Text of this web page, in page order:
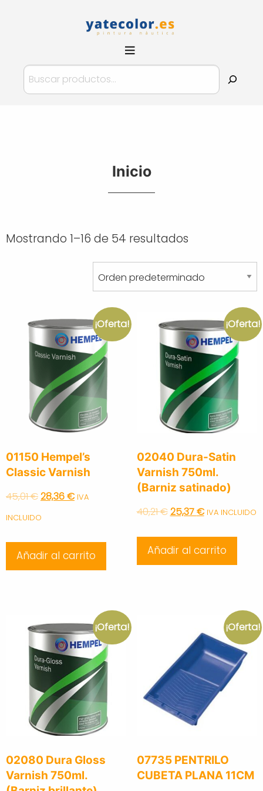
YateColor.es
Pinturas
Buscar
Inicio
Mostrando 1–16 de 54 resultados
¡Oferta!
01150 Hempel’s
Classic Varnish
45,01€Original
price
45,01 €.
28,36€Current
28,36 €.
IVA
INCLUIDO
Añadir al carrito
¡Oferta!
02040 Dura-Satin
Varnish 750ml.
(Barniz satinado)
40,21€Original
was:
25,37€Current
is:
IVA INCLUIDO
Añadir al carrito
¡Oferta!
02080 Dura Gloss
Varnish 750ml.
¡Oferta!
07735 PENTRILO
CUBETA PLANA 11CM